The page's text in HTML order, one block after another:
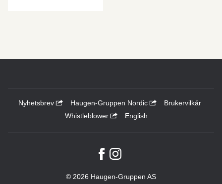
Nyhetsbrev Haugen-Gruppen Nordic
Brukervilkår
Whistleblower
English
© 2026 Haugen-Gruppen AS